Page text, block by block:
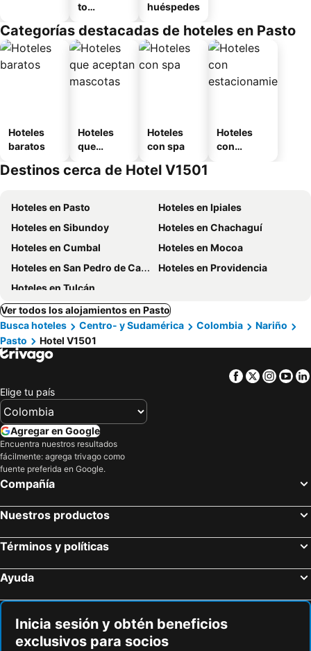
to
o
huéspedes
Categorías destacadas de hoteles en Pasto
Hoteles
baratos
Hoteles
que
mascotas
Hoteles
con spa
Hoteles
con
Destinos cerca de Hotel V1501
Hoteles en Pasto
Hoteles en Ipiales
Hoteles en Sibundoy
Hoteles en Chachaguí
Hoteles en Cumbal
Hoteles en Mocoa
Hoteles en San Pedro de Cartago
Hoteles en Providencia
Hoteles en Tulcán
Ver todos los alojamientos en Pasto
Busca hoteles
Centro- y Sudamérica Colombia
Nariño
Pasto
Hotel V1501
Facebook
Twitter
Elige tu país
Agregar en Google
Encuentra nuestros resultados
fácilmente: agrega trivago como
fuente preferida en Google.
Compañía
Nuestros productos
Términos y políticas
Ayuda
Inicia sesión y obtén beneficios
exclusivos para socios